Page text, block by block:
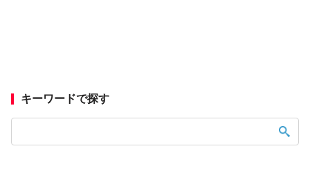
キーワードで探す